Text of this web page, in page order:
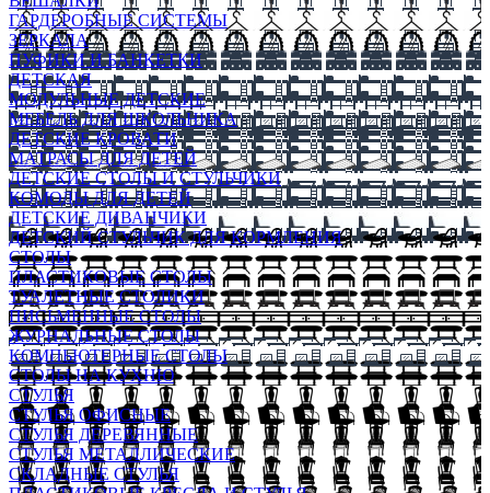
ГАРДЕРОБНЫЕ СИСТЕМЫ
ЗЕРКАЛА
ПУФИКИ И БАНКЕТКИ
ДЕТСКАЯ
МОДУЛЬНЫЕ ДЕТСКИЕ
МЕБЕЛЬ ДЛЯ ШКОЛЬНИКА
ДЕТСКИЕ КРОВАТИ
МАТРАСЫ ДЛЯ ДЕТЕЙ
ДЕТСКИЕ СТОЛЫ И СТУЛЬЧИКИ
КОМОДЫ ДЛЯ ДЕТЕЙ
ДЕТСКИЕ ДИВАНЧИКИ
ДЕТСКИЙ СТУЛЬЧИК ДЛЯ КОРМЛЕНИЯ
СТОЛЫ
ПЛАСТИКОВЫЕ СТОЛЫ
ТУАЛЕТНЫЕ СТОЛИКИ
ПИСЬМЕННЫЕ СТОЛЫ
ЖУРНАЛЬНЫЕ СТОЛЫ
КОМПЬЮТЕРНЫЕ СТОЛЫ
СТОЛЫ НА КУХНЮ
СТУЛЬЯ
СТУЛЬЯ ОФИСНЫЕ
СТУЛЬЯ ДЕРЕВЯННЫЕ
СТУЛЬЯ МЕТАЛЛИЧЕСКИЕ
СКЛАДНЫЕ СТУЛЬЯ